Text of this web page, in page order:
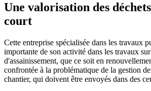
Une valorisation des
court
Cette entreprise spécialisée dans les travaux
importante de son activité dans les travaux
d'assainissement, que ce soit en
confrontée à la problématique de la gestion de
chantier, qui doivent être envoyés dans des